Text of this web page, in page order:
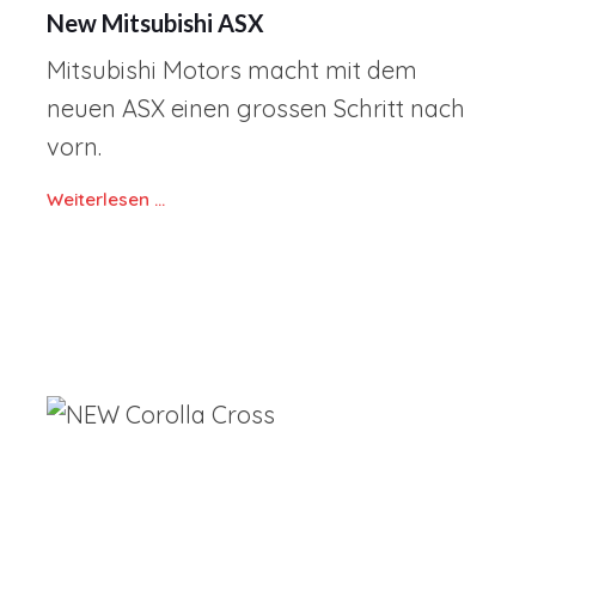
New Mitsubishi ASX
Mitsubishi Motors macht mit dem
neuen ASX einen grossen Schritt nach
vorn.
Weiterlesen …